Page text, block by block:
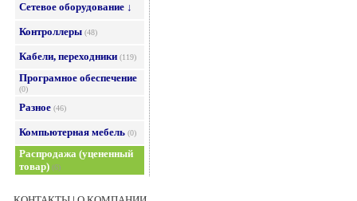
Сетевое оборудование ↓
Контроллеры (48)
Кабели, переходники (119)
Програмное обеспечение
(0)
Разное (46)
Компьютерная мебель (0)
Распродажа (уцененный
товар) (6)